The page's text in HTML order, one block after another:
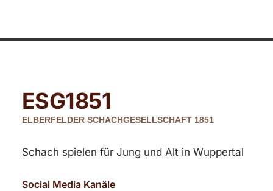
ESG1851
ELBERFELDER SCHACHGESELLSCHAFT 1851
Schach spielen für Jung und Alt in Wuppertal
Social Media Kanäle